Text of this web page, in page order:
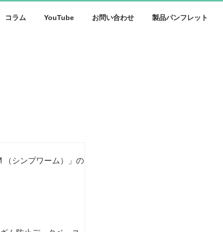
コラム YouTube お問い合わせ 製品パンフレット
（シンプワーム）」の